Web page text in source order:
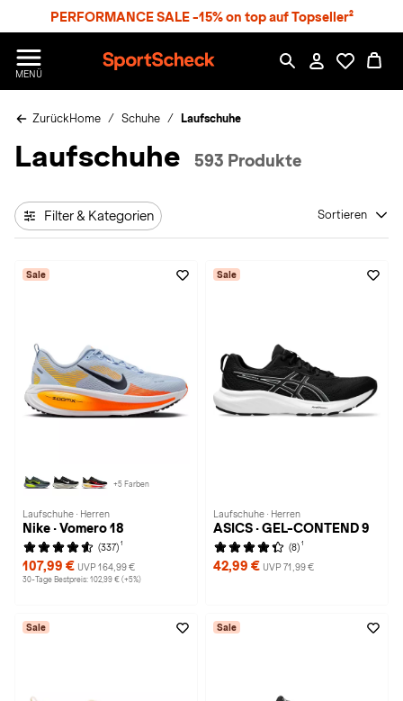
PERFORMANCE SALE -15% on top auf Topseller²
MENÜ
p
r
S
e
c
k
ZurückHome Schuhe Laufschuhe
Laufschuhe 593 Produkte
Filter & Kategorien Sortieren
Sale
+5 Farben
Laufschuhe · Herren
Nike · Vomero 18
(337) 1
107,99 € UVP 164,99 €
30-Tage Bestpreis: 102,99 € (+5%)
Sale
Laufschuhe · Herren
ASICS · GEL-CONTEND 9
(8) 1
42,99 € UVP 71,99 €
Sale Sale